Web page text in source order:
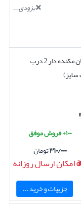
بزودی...
پرده سایبان مکنده دار 2 درب
۱۰۰+ فروش موفق
۳۱۰/۰۰۰تومان
امکان ارسال روزانه
جزییات و خرید ...